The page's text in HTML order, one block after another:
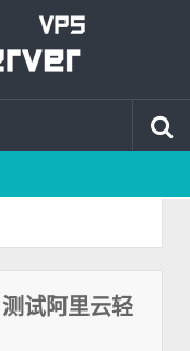
试阿里云轻